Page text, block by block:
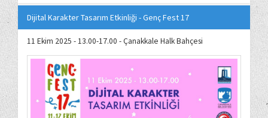
Dijital Karakter Tasarım Etkinliği - Genç Fest 17
11 Ekim 2025 - 13.00-17.00 - Çanakkale Halk Bahçesi